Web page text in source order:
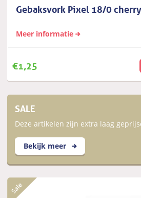
Gebaksvork Pixel 18/0
Meer informatie
€1,25
SALE
Deze artikelen zijn extra laag
Bekijk meer